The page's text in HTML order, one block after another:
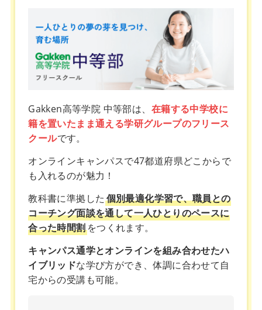
Gakken高等学院 中等部は、 在籍する中学校に
籍を置いたまま通える学研グループのフリース
クールです。
オンラインキャンパスで47都道府県どこからで
も入れるのが魅力！
教科書に準拠した 個別最適化学習で、職員との
コーチング面談を通して一人ひとりのペースに
合った時間割をつくれます。
キャンパス通学とオンラインを組み合わせたハ
イブリッドな学び方ができ、体調に合わせて自
宅からの受講も可能。